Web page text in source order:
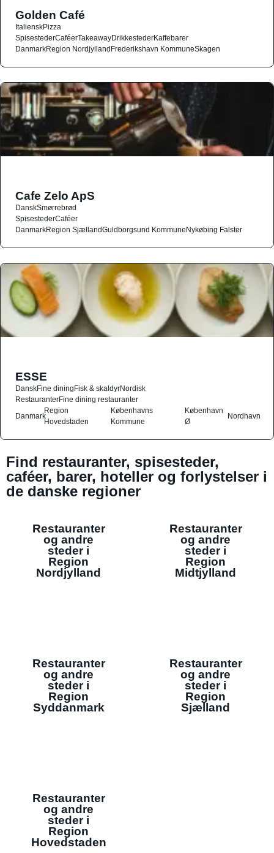
Golden Café
ItalienskPizza
SpisestederCaféerTakeawayDrikkestederKaffebarer
DanmarkRegion NordjyllandFrederikshavn KommuneSkagen
Cafe Zelo ApS
DanskSmørrebrød
SpisestederCaféer
DanmarkRegion SjællandGuldborgsund KommuneNykøbing Falster
ESSE
DanskFine diningFisk & skaldyrNordisk
RestauranterFine dining restauranter
Danmark
Region
Hovedstaden
Københavns
Kommune
København
Ø
Nordhavn
Find restauranter, spisesteder,
caféer, barer, hoteller og forlystelser i
de danske regioner
Restauranter
og andre
steder i
Region
Nordjylland
Restauranter
og andre
steder i
Region
Midtjylland
Restauranter
og andre
steder i
Region
Syddanmark
Restauranter
og andre
steder i
Region
Sjælland
Restauranter
og andre
steder i
Region
Hovedstaden